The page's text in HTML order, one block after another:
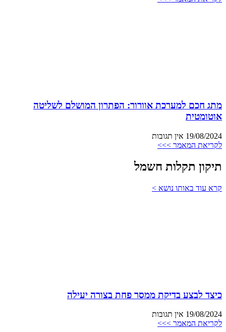
מתג חכם למערכת אוורור: הפתרון המושלם לשליטה
אוטומטית
19/08/2024 אין תגובות
לקריאת המאמר >>>
תיקון תקלות חשמל
קרא עוד באותו נושא >
כיצד לבצע בדיקת ממסר פחת בצורה יעילה
19/08/2024 אין תגובות
לקריאת המאמר >>>